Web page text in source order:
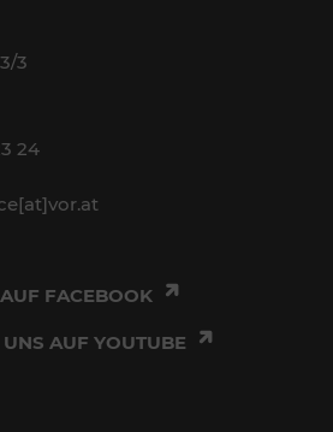
3
24
FACEBOOK
AUF YOUTUBE